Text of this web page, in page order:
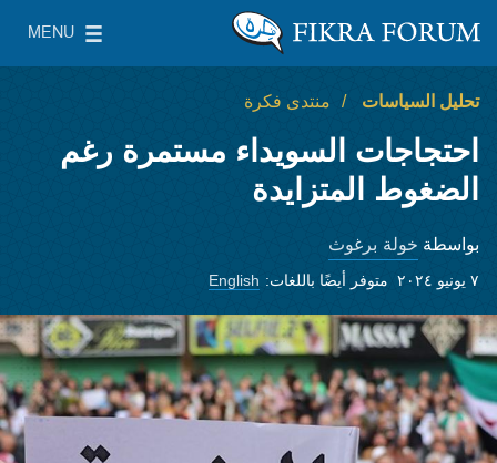
معهد واشنطن لسياسات الشرق الأدنى
MENU
Main Menu
تحليل السياسات منتدى فكرة
احتجاجات السويداء مستمرة رغم
الضغوط المتزايدة
بواسطة خولة برغوث
٧ يونيو ٢٠٢٤ متوفر أيضًا باللغات: English